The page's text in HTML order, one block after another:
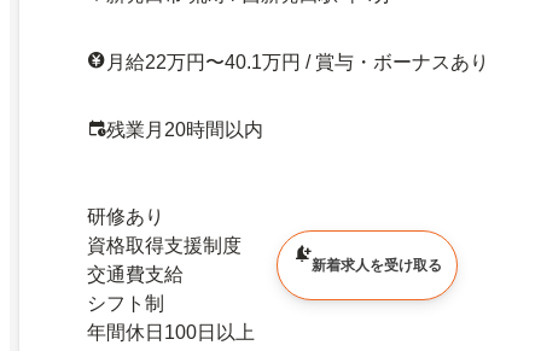
月給22万円〜40.1万円 / 賞与・ボーナスあり
残業月20時間以内
研修あり
資格取得支援制度
交通費支給
シフト制
年間休日100日以上
新着求人を受け取る